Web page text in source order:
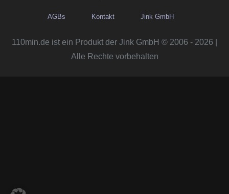
AGBs Kontakt Jink GmbH
110min.de ist ein Produkt der Jink GmbH © 2006 - 2026 |
Alle Rechte vorbehalten